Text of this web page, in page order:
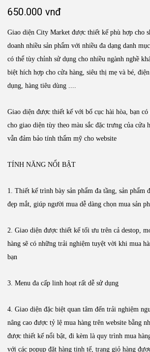
650.000 vnđ
Giao diện City Market được thiết kế phù hợp cho
doanh nhiều sản phẩm với nhiều đa dạng danh
có thể tùy chỉnh sử dụng cho nhiều ngành nghề
biệt hích hợp cho cửa hàng, siêu thị mẹ và bé,
dụng, hàng tiêu dùng ....
Giao diện được thiết kế với bố cục hài hòa, bạn có
cho giao diện tùy theo màu sắc đặc trưng của cửa
vẫn đảm bảo tính thẩm mỹ cho website
TÍNH NĂNG NỔI BẬT
1. Thiết kế trình bày sản phẩm đa tầng, sản phẩm
đẹp mắt, giúp người mua dễ dàng chọn mua sản
2. Giao diện được thiết kế tối ưu trên cả destop,
hàng sẽ có những trải nghiệm tuyệt vời khi mua
bạn
3. Menu đa cấp linh hoạt rất dễ sử dụng
4. Giao diện đặc biệt quan tâm đến trải nghiệm
nâng cao được tỷ lệ mua hàng trên website bằng
được thiết kế nổi bật, đi kèm là quy trình mua
với các popup đặt hàng tinh tế, trang giỏ hàng